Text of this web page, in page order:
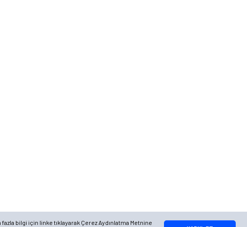
bilgi için linke tıklayarak Çerez Aydınlatma Metnine